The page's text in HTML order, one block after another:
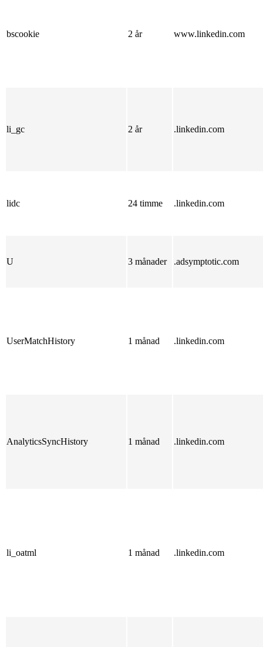
bscookie 2 år www.linkedin.com
li_gc 2 år .linkedin.com
lidc 24 timme .linkedin.com
U 3 månader .adsymptotic.com
UserMatchHistory 1 månad .linkedin.com
AnalyticsSyncHistory 1 månad .linkedin.com
li_oatml 1 månad .linkedin.com